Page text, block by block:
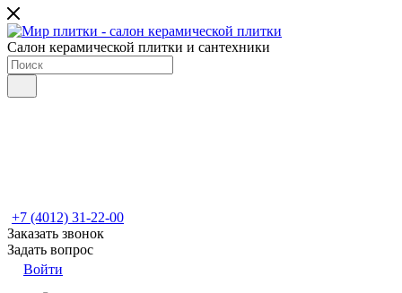
Салон керамической плитки и сантехники
+7 (4012) 31-22-00
Заказать звонок
Задать вопрос
Войти